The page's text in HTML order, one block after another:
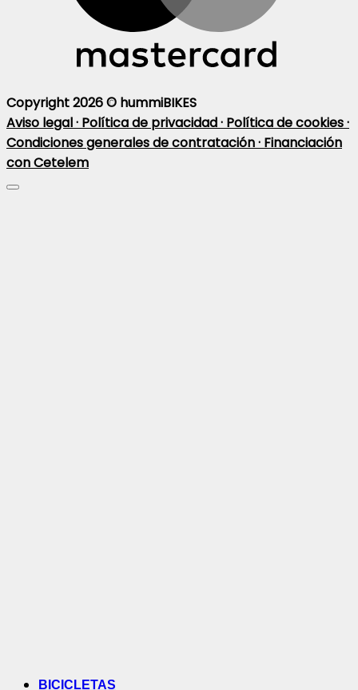
Copyright 2026 © hummiBIKES
Aviso legal · Política de privacidad · Política de cookies ·
Condiciones generales de contratación · Financiación
con Cetelem
BICICLETAS